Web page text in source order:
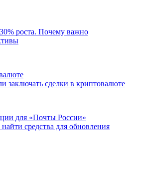
роста. Почему важно
заключать сделки в криптовалюте
средства для обновления